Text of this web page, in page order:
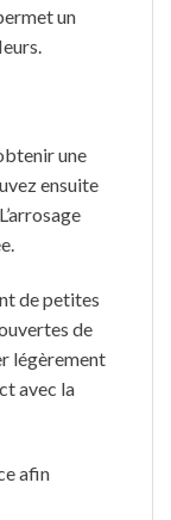
un
une
ensuite
de petites
de
légèrement
avec la
afin